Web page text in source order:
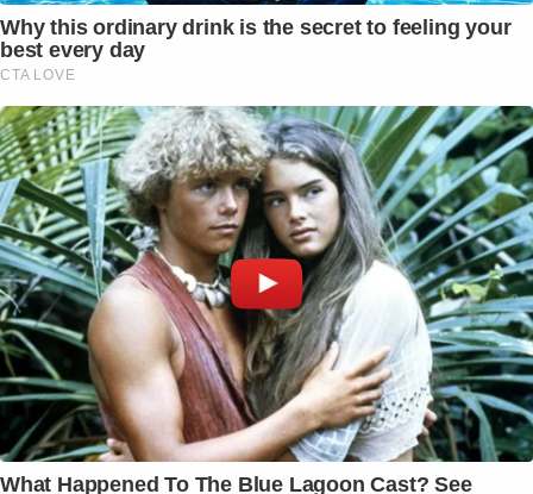
Why this ordinary drink is the secret to feeling your
best every day
CTA LOVE
What Happened To The Blue Lagoon Cast? See